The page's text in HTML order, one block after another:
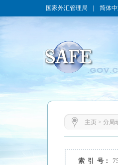
国家外汇管理局 简体
主页> 分局
索 引 号：